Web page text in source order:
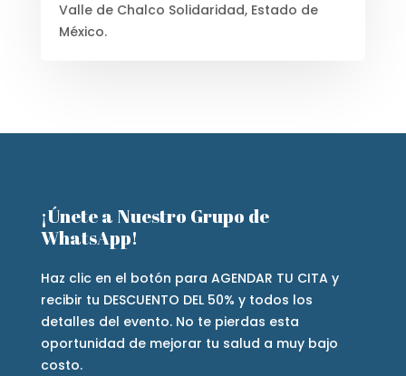
Valle de Chalco Solidaridad, Estado de
México.
¡Únete a Nuestro Grupo de
WhatsApp!
Haz clic en el botón para AGENDAR TU CITA y
recibir tu DESCUENTO DEL 50% y todos los
detalles del evento. No te pierdas esta
oportunidad de mejorar tu salud a muy bajo
costo.